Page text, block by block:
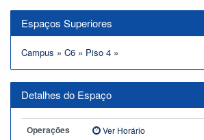
Espaços Superiores
Campus » C6 » Piso 4 »
Detalhes do Espaço
Operações Ver Horário